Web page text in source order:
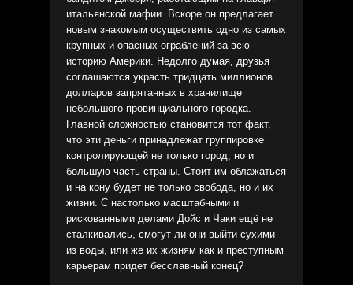
итальянской мафии. Вскоре он предлагает
новым знакомым осуществить одно из самых
крупных и опасных ограблений за всю
историю Америки. Недолго думая, друзья
соглашаются украсть тридцать миллионов
долларов запрятанных в хранилище
небольшого провинциального городка.
Главной сложностью становится тот факт,
что эти деньги принадлежат группировке
контролирующей не только город, но и
большую часть страны. Стоит им облажаться
и на кону будет не только свобода, но и их
жизни. С настолько масштабными и
рискованными делами Дойс и Чаки ещё не
сталкивались, смогут ли они выйти сухими
из воды, или же их жизням как и преступным
карьерам придет бесславный конец?